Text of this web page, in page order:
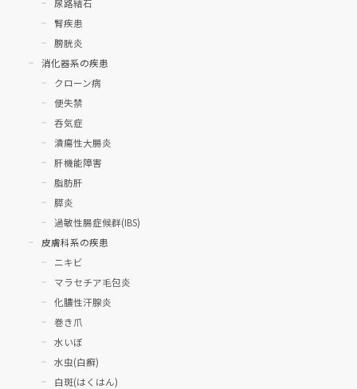
尿路結石
腎疾患
膀胱炎
消化器系の疾患
クローン病
便失禁
呑気症
潰瘍性大腸炎
肝機能障害
脂肪肝
膵炎
過敏性腸症候群(IBS)
皮膚科系の疾患
ニキビ
マラセチア毛包炎
化膿性汗腺炎
巻き爪
水いぼ
水虫(白癬)
白斑(はくはん)